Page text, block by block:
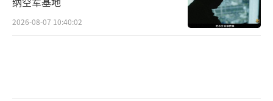
2026-08-07 10:40:02